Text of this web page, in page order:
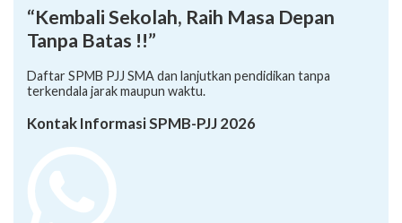
“Kembali Sekolah, Raih Masa Depan
Tanpa Batas !!”
Daftar SPMB PJJ SMA dan lanjutkan pendidikan tanpa
terkendala jarak maupun waktu.
Kontak Informasi SPMB-PJJ 2026